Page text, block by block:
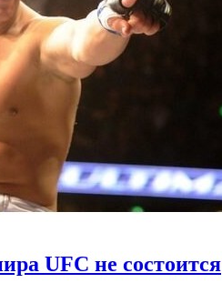
UFC не состоится